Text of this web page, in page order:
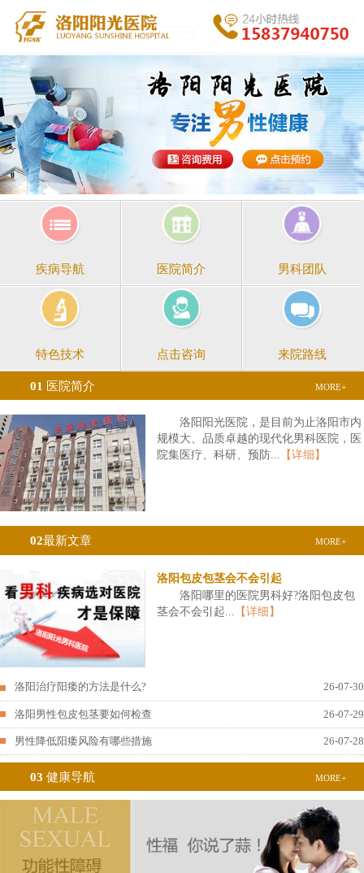
疾病导航 医院简介 男科团队
特色技术 点击咨询 来院路线
01 医院简介 MORE+
洛阳阳光医院，是目前为止洛阳市内
规模大、品质卓越的现代化男科医院，医
院集医疗、科研、预防...
【详细】
02最新文章 MORE+
洛阳包皮包茎会不会引起
洛阳哪里的医院男科好?洛阳包皮包
茎会不会引起...
【详细】
洛阳治疗阳痿的方法是什么? 26-07-30
洛阳男性包皮包茎要如何检查 26-07-29
男性降低阳痿风险有哪些措施 26-07-28
03 健康导航 MORE+